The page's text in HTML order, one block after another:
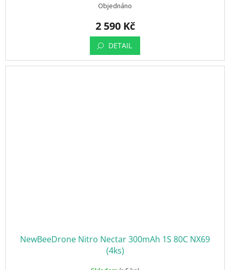
Objednáno
2 590 Kč
DETAIL
NewBeeDrone Nitro Nectar 300mAh 1S 80C NX69
(4ks)